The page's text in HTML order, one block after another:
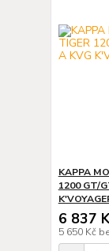
KAPPA
1200 GT/
6 837
5 650 Kč